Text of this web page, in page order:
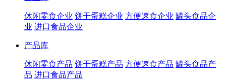
休闲零食企业 饼干蛋糕企业 方便速食企业 罐头食品企
业 进口食品企业
产品库
休闲零食产品 饼干蛋糕产品 方便速食产品 罐头食品产
品 进口食品产品